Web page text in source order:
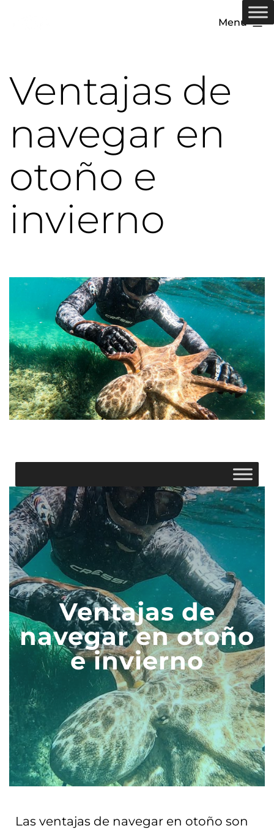
Menú
Ventajas de
navegar en
otoño e
invierno
Ventajas de
navegar en otoño
e invierno
Las ventajas de navegar en otoño son